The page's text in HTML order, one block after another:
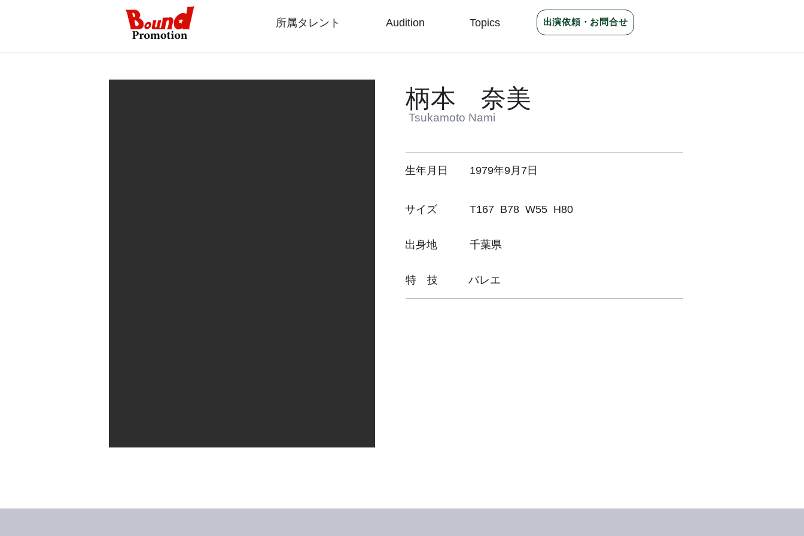
所属タレント Audition Topics 出演依頼・お問合せ
​柄本 奈美
​Tsukamoto Nami
生年月日 1979年9月7日
サイズ T167 B78 W55 H80
出身地 千葉県
特 技 バレエ